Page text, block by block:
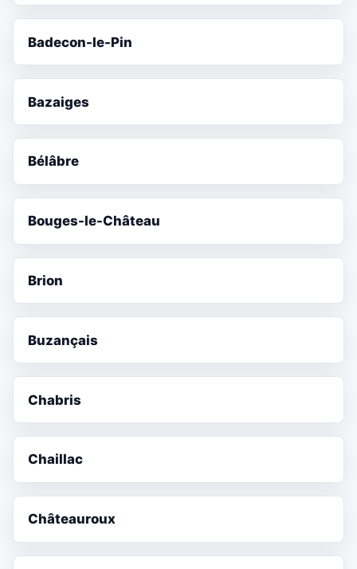
Badecon-le-Pin
Bazaiges
Bélâbre
Bouges-le-Château
Brion
Buzançais
Chabris
Chaillac
Châteauroux